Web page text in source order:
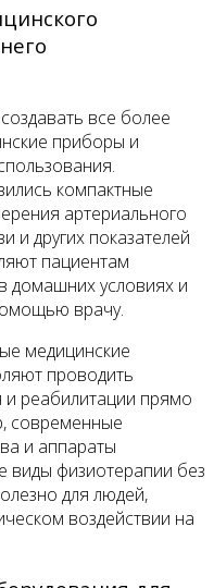
все более
приборы и
компактные
артериального
и других показателей
пациентам
домашних условиях и
врачу.
медицинские
проводить
и реабилитации прямо
современные
и аппараты
виды физиотерапии без
для людей,
воздействии на